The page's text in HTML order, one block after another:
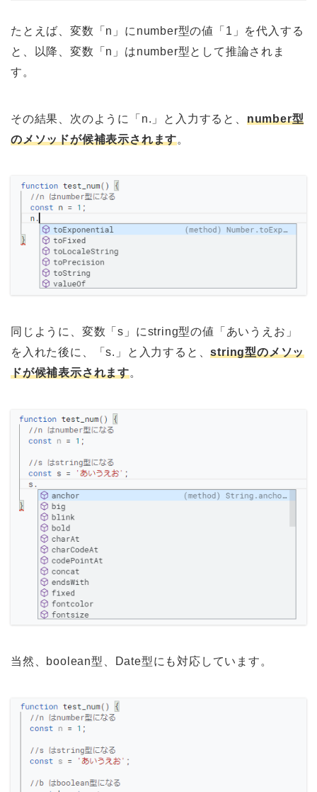
たとえば、変数「n」にnumber型の値「1」を代入する
と、以降、変数「n」はnumber型として推論されま
す。
その結果、次のように「n.」と入力すると、 number型
のメソッドが候補表示されます。
同じように、変数「s」にstring型の値「あいうえお」
を入れた後に、「s.」と入力すると、string型のメソッ
ドが候補表示されます。
当然、boolean型、Date型にも対応しています。